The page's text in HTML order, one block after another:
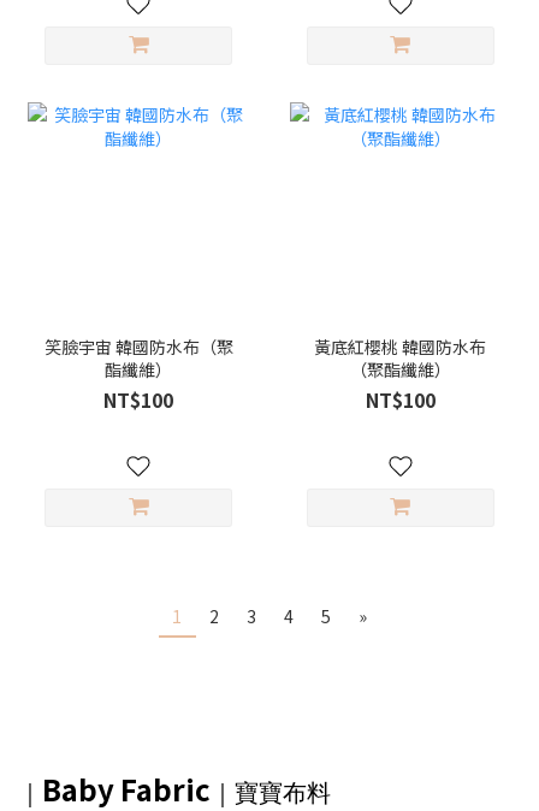
笑臉宇宙 韓國防水布（聚
酯纖維）
NT$100
黃底紅櫻桃 韓國防水布
（聚酯纖維）
NT$100
1 2 3 4 5 »
｜ Baby Fabric ｜ 寶寶布料